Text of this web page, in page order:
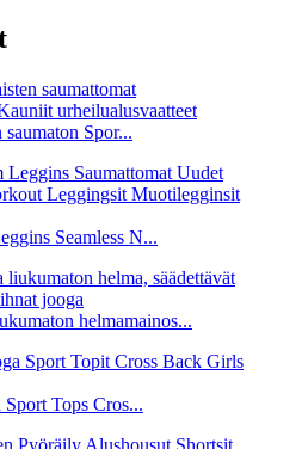
Spor...
Seamless N...
helmamainos...
Tops Cros...